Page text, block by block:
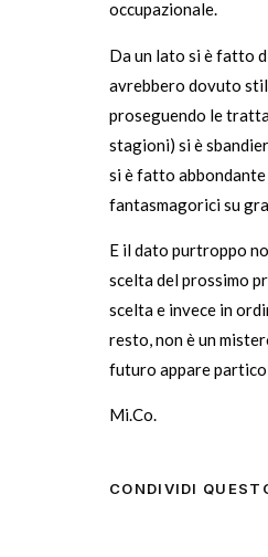
occupazionale.
Da un lato si è fatto
avrebbero dovuto
proseguendo le
stagioni) si è
si è fatto
fantasmagorici su
E il dato purtroppo
scelta del prossimo
scelta e invece in
resto, non è un
futuro appare
Mi.Co.
CONDIVIDI